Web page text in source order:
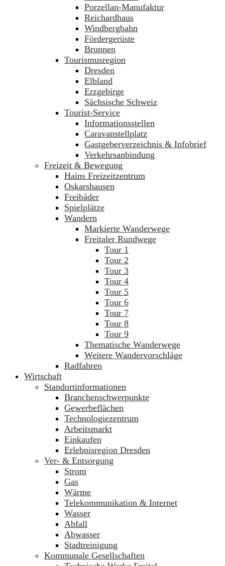
Porzellan-Manufaktur
Reichardhaus
Windbergbahn
Fördergerüste
Brunnen
Tourismusregion
Dresden
Elbland
Erzgebirge
Sächsische Schweiz
Tourist-Service
Informationsstellen
Caravanstellplatz
Gastgeberverzeichnis & Infobrief
Verkehrsanbindung
Freizeit & Bewegung
Hains Freizeitzentrum
Oskarshausen
Freibäder
Spielplätze
Wandern
Markierte Wanderwege
Freitaler Rundwege
Tour 1
Tour 2
Tour 3
Tour 4
Tour 5
Tour 6
Tour 7
Tour 8
Tour 9
Thematische Wanderwege
Weitere Wandervorschläge
Radfahren
Wirtschaft
Standortinformationen
Branchenschwerpunkte
Gewerbeflächen
Technologiezentrum
Arbeitsmarkt
Einkaufen
Erlebnisregion Dresden
Ver- & Entsorgung
Strom
Gas
Wärme
Telekommunikation & Internet
Wasser
Abfall
Abwasser
Stadtreinigung
Kommunale Gesellschaften